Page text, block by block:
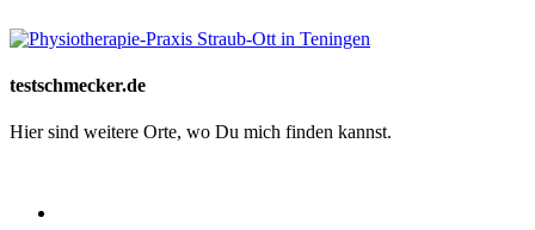
testschmecker.de
Hier sind weitere Orte, wo Du mich finden kannst.